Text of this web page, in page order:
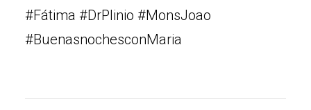
#Fátima #DrPlinio #MonsJoao
#BuenasnochesconMaria